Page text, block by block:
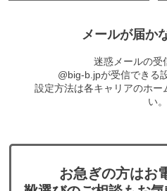
メールが届か
迷惑メールの受
@big-b.jpが受信できる
設定方法は各キャリアのホー
い。
お急ぎの方はお